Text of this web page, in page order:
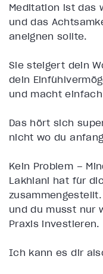
Meditation ist das
und das
aneignen sollte.
Sie steigert dein
dein
und macht
Das hört sich
nicht wo du
Kein Problem –
Lakhiani hat für
und du musst nur
Praxis investieren.
Ich kann es dir